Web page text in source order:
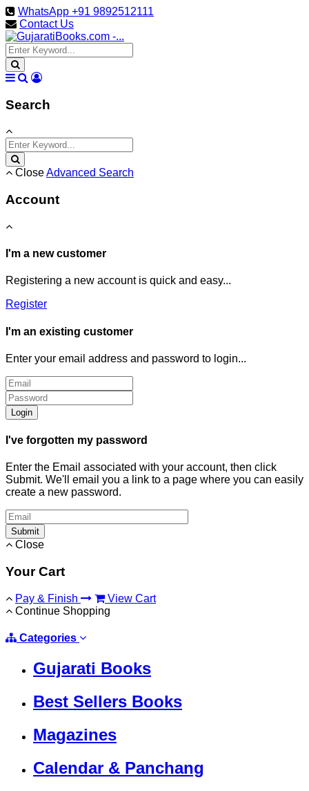
WhatsApp +91 9892512111
Contact Us
Search
CloseAdvanced Search
Account
I'm a new customer
Registering a new account is quick and easy...
Register
I'm an existing customer
Enter your email address and password to login...
Login
I've forgotten my password
Enter the Email associated with your account, then click
Submit. We'll email you a link to a page where you can easily
create a new password.
Submit
Close
Your Cart
Pay & Finish
View Cart
Continue Shopping
Categories
Gujarati Books
Best Sellers Books
Magazines
Calendar & Panchang